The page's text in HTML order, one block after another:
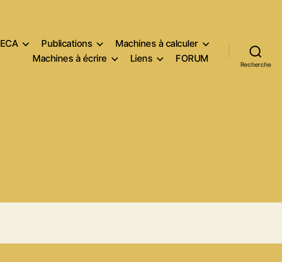
Publications
Machines à calculer
Machines à écrire
Liens FORUM
Recherche